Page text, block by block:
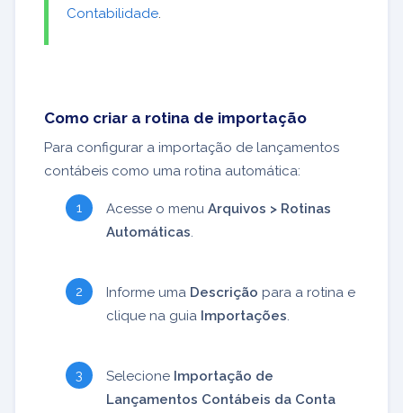
Contabilidade
Como criar a rotina de importação
Para configurar a importação de lançamentos
contábeis como uma rotina automática:
Acesse o menu Arquivos > Rotinas
Automáticas
Informe uma Descrição para a rotina e
clique na guia Importações
Selecione Importação de
Lançamentos Contábeis da Conta